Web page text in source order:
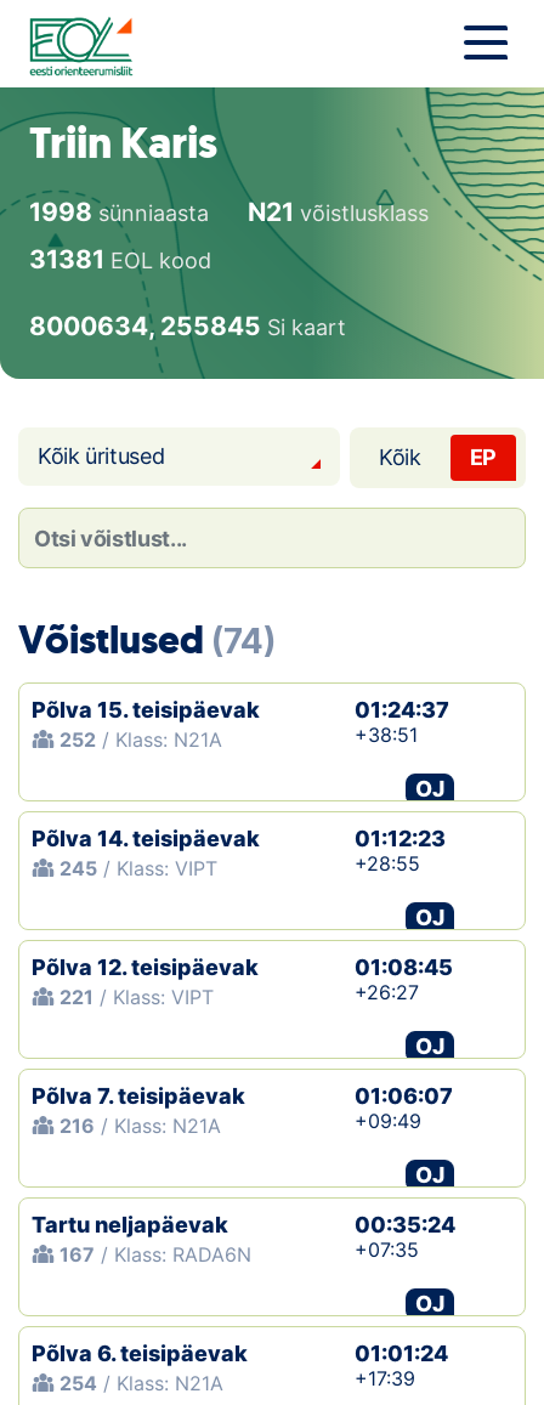
Liigu
sisu
juurde
Uudised
Orienteerujale
Eesti Orienteerumine 100!
Toetamine
Loha
Galerii
Kalender
Tule klubisse!
Tulemused
Dokumendid
Klubid
Suletud maastikud
Püsirajad
Koolitused
Triin Karis
1998sünniaasta N21 võistlusklass
31381 EOL kood
8000634, 255845 Si kaart
Kõik üritused Kõik EP
Võistlused (74)
Põlva 15. teisipäevak
252 / Klass: N21A
01:24:37
+38:51
OJ
Põlva 14. teisipäevak
245 / Klass: VIPT
01:12:23
+28:55
OJ
Põlva 12. teisipäevak
221 / Klass: VIPT
01:08:45
+26:27
OJ
Põlva 7. teisipäevak
216 / Klass: N21A
01:06:07
+09:49
OJ
Tartu neljapäevak
167 / Klass: RADA6N
00:35:24
+07:35
OJ
Põlva 6. teisipäevak
254 / Klass: N21A
01:01:24
+17:39